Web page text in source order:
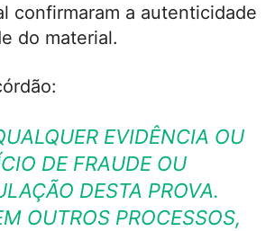
confirmaram a autenticidade
do material.
EVIDÊNCIA OU
DE FRAUDE OU
DESTA PROVA.
OUTROS PROCESSOS,